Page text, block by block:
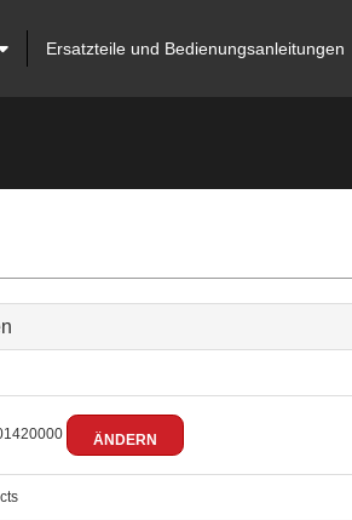
Ersatzteile und Bedienungsanleitungen
ÄNDERN